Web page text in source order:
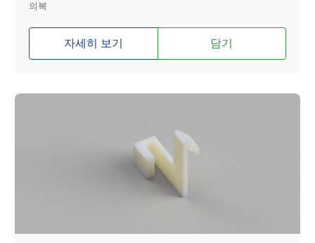
의복
자세히 보기 담기